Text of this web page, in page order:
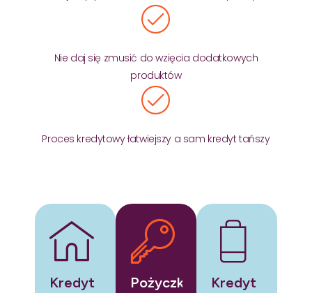
Nie daj się zmusić do wzięcia dodatkowych
produktów
Proces kredytowy łatwiejszy a sam kredyt tańszy
Kredyt
Pożyczka
Kredyt